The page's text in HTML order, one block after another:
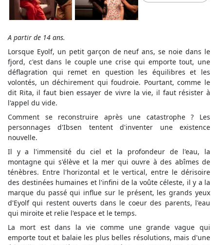
A partir de 14 ans.
Lorsque Eyolf, un petit garçon de neuf ans, se noie dans le
fjord, c'est dans le couple une crise qui emporte tout, une
déflagration qui remet en question les équilibres et les
volontés, un déchirement qui foudroie. Pourtant, comme le
dit Rita, il faut bien essayer de vivre la vie, il faut résister à
l'appel du vide.
Comment se reconstruire après une catastrophe ? Les
personnages d'Ibsen tentent d'inventer une existence
nouvelle.
Il y a l'immensité du ciel et la profondeur de l'eau, la
montagne qui s'élève et la mer qui ouvre à des abîmes de
ténèbres. Entre l'horizontal et le vertical, entre le dérisoire
des destinées humaines et l'infini de la voûte céleste, il y a la
marque du passé qui influe sur le présent, les grands yeux
d'Eyolf qui restent ouverts dans le coeur des parents, l'eau
qui miroite et relie l'espace et le temps.
La mort est dans la vie comme une grande vague qui
emporte tout et balaie les plus belles résolutions, mais d'une